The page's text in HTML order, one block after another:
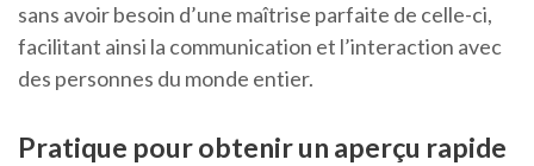
sans avoir besoin d’une maîtrise parfaite de celle-ci,
facilitant ainsi la communication et l’interaction avec
des personnes du monde entier.
Pratique pour obtenir un aperçu rapide